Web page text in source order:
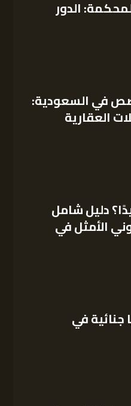
الدور
في السعودية:
العقارية
دليل شامل
الأمثل في
في